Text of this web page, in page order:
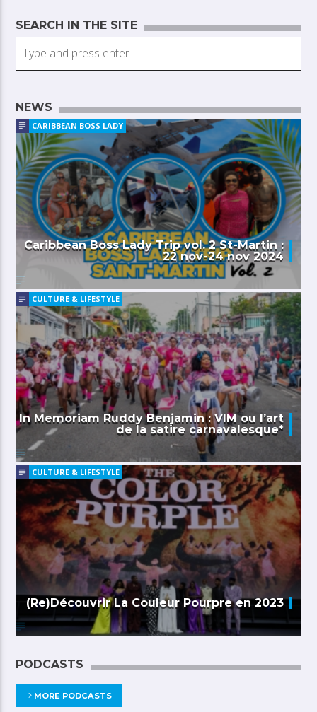
SEARCH IN THE SITE
NEWS
CARIBBEAN BOSS LADY
Caribbean Boss Lady Trip vol. 2 St-Martin :
22 nov-24 nov 2024
CULTURE & LIFESTYLE
In Memoriam Ruddy Benjamin : VIM ou l’art
de la satire carnavalesque*
CULTURE & LIFESTYLE
(Re)Découvrir La Couleur Pourpre en 2023
PODCASTS
MORE PODCASTS